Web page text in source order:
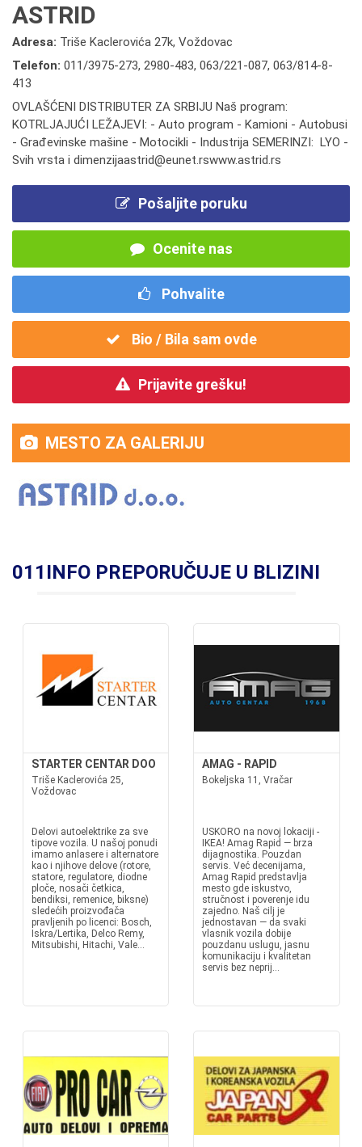
ASTRID
Adresa: Triše Kaclerovića 27k, Voždovac
Telefon: 011/3975-273, 2980-483, 063/221-087, 063/814-8-
413
OVLAŠĆENI DISTRIBUTER ZA SRBIJU Naš program:
KOTRLJAJUĆI LEŽAJEVI: - Auto program - Kamioni - Autobusi
- Građevinske mašine - Motocikli - Industrija SEMERINZI: LYO -
Svih vrsta i dimenzijaastrid@eunet.rswww.astrid.rs
Pošaljite poruku
Ocenite nas
Pohvalite
Bio / Bila sam ovde
Prijavite grešku!
MESTO ZA GALERIJU
011INFO PREPORUČUJE U BLIZINI
STARTER CENTAR DOO
Triše Kaclerovića 25,
Voždovac
Delovi autoelektrike za sve
tipove vozila. U našoj ponudi
imamo anlasere i alternatore
kao i njihove delove (rotore,
statore, regulatore, diodne
ploče, nosači četkica,
bendiksi, remenice, biksne)
sledećih proizvođača
pravljenih po licenci: Bosch,
Iskra/Lertika, Delco Remy,
Mitsubishi, Hitachi, Vale...
AMAG - RAPID
Bokeljska 11, Vračar
USKORO na novoj lokaciji -
IKEA! Amag Rapid — brza
dijagnostika. Pouzdan
servis. Već decenijama,
Amag Rapid predstavlja
mesto gde iskustvo,
stručnost i poverenje idu
zajedno. Naš cilj je
jednostavan — da svaki
vlasnik vozila dobije
pouzdanu uslugu, jasnu
komunikaciju i kvalitetan
servis bez neprij...